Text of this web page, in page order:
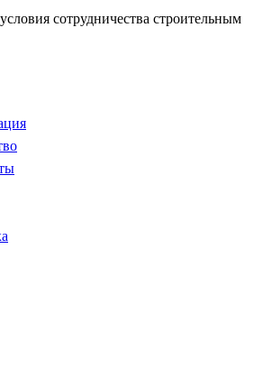
сотрудничества строительным